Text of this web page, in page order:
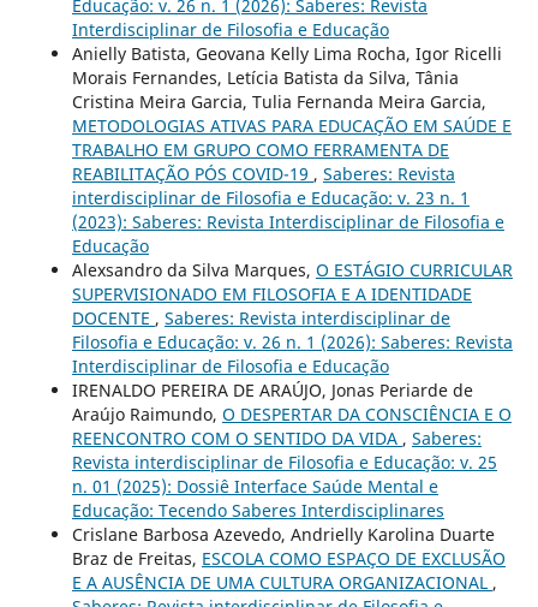
Educação: v. 26 n. 1 (2026): Saberes: Revista
Interdisciplinar de Filosofia e Educação
Anielly Batista, Geovana Kelly Lima Rocha, Igor Ricelli
Morais Fernandes, Letícia Batista da Silva, Tânia
Cristina Meira Garcia, Tulia Fernanda Meira Garcia,
METODOLOGIAS ATIVAS PARA EDUCAÇÃO EM SAÚDE E
TRABALHO EM GRUPO COMO FERRAMENTA DE
REABILITAÇÃO PÓS COVID-19 , Saberes: Revista
interdisciplinar de Filosofia e Educação: v. 23 n. 1
(2023): Saberes: Revista Interdisciplinar de Filosofia e
Educação
Alexsandro da Silva Marques, O ESTÁGIO CURRICULAR
SUPERVISIONADO EM FILOSOFIA E A IDENTIDADE
DOCENTE , Saberes: Revista interdisciplinar de
Filosofia e Educação: v. 26 n. 1 (2026): Saberes: Revista
Interdisciplinar de Filosofia e Educação
IRENALDO PEREIRA DE ARAÚJO, Jonas Periarde de
Araújo Raimundo, O DESPERTAR DA CONSCIÊNCIA E O
REENCONTRO COM O SENTIDO DA VIDA , Saberes:
Revista interdisciplinar de Filosofia e Educação: v. 25
n. 01 (2025): Dossiê Interface Saúde Mental e
Educação: Tecendo Saberes Interdisciplinares
Crislane Barbosa Azevedo, Andrielly Karolina Duarte
Braz de Freitas, ESCOLA COMO ESPAÇO DE EXCLUSÃO
E A AUSÊNCIA DE UMA CULTURA ORGANIZACIONAL ,